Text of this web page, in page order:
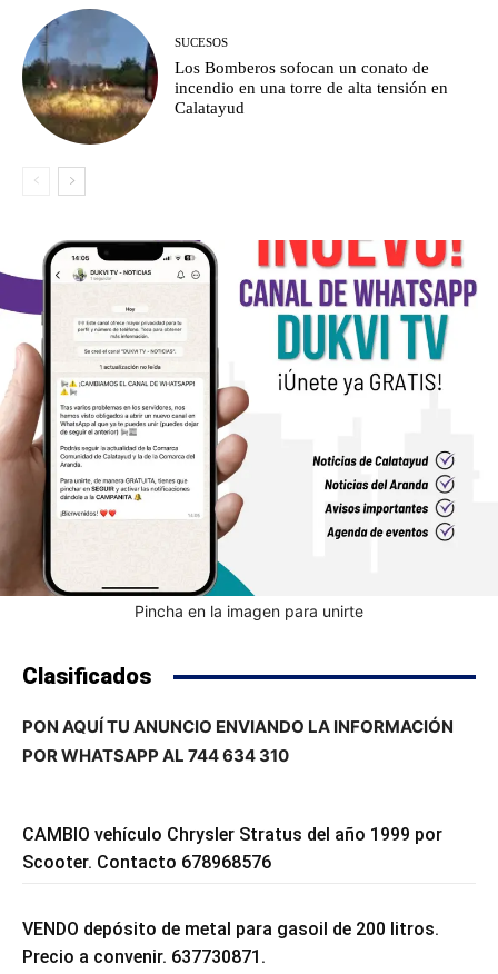
SUCESOS
Los Bomberos sofocan un conato de
incendio en una torre de alta tensión en
Calatayud
Pincha en la imagen para unirte
Clasificados
PON AQUÍ TU ANUNCIO ENVIANDO LA INFORMACIÓN
POR WHATSAPP AL 744 634 310
CAMBIO vehículo Chrysler Stratus del año 1999 por
Scooter. Contacto 678968576
VENDO depósito de metal para gasoil de 200 litros.
Precio a convenir. 637730871.